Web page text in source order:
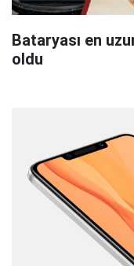
Bataryası en
oldu